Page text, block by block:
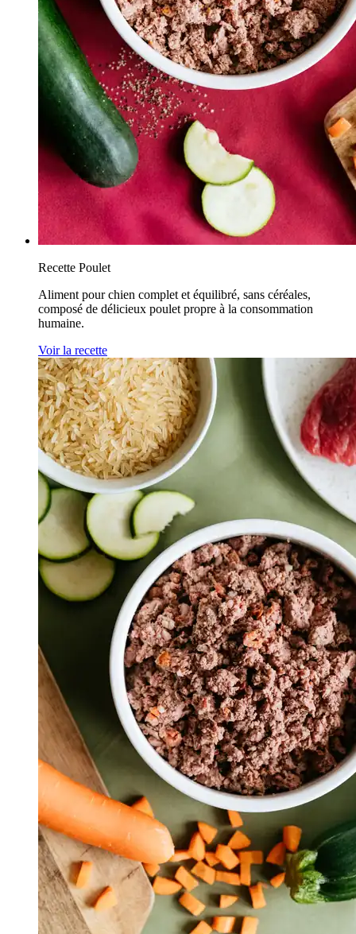
Recette Poulet
Aliment pour chien complet et équilibré, sans céréales,
composé de délicieux poulet propre à la consommation
humaine.
Voir la recette